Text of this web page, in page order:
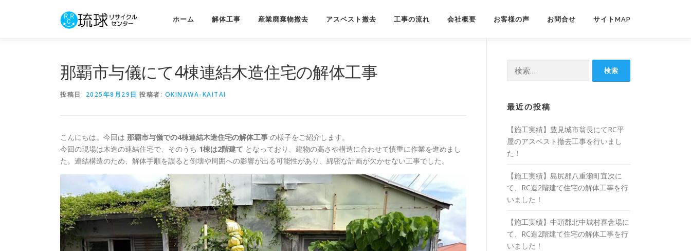
ン
ホーム 解体工事 産業廃棄物撤去 アスベスト撤去 工事の流れ 会社概要 お客様の声 お問合せ サイトMAP
那覇市与儀にて4棟連結木造住宅の解体工事
投稿日: 2025年8月29日 投稿者: OKINAWA-KAITAI
こんにちは。今回は 那覇市与儀での4棟連結木造住宅の解体工事 の様子をご紹介します。
今回の現場は木造の連結住宅で、そのうち 1棟は2階建て となっており、建物の高さや構造に合わせて慎重に作業を進めまし
た。連結構造のため、解体手順を誤ると倒壊や周囲への影響が出る可能性があり、綿密な計画が欠かせない工事でした。
最近の投稿
【施工実績】豊見城市翁長にてRC平
屋のアスベスト撤去工事を行いまし
た！
【施工実績】島尻郡八重瀬町宜次に
て、RC造2階建て住宅の解体工事を行
いました！
【施工実績】中頭郡北中城村喜舎場に
て、RC造2階建て住宅の解体工事を行
いました！